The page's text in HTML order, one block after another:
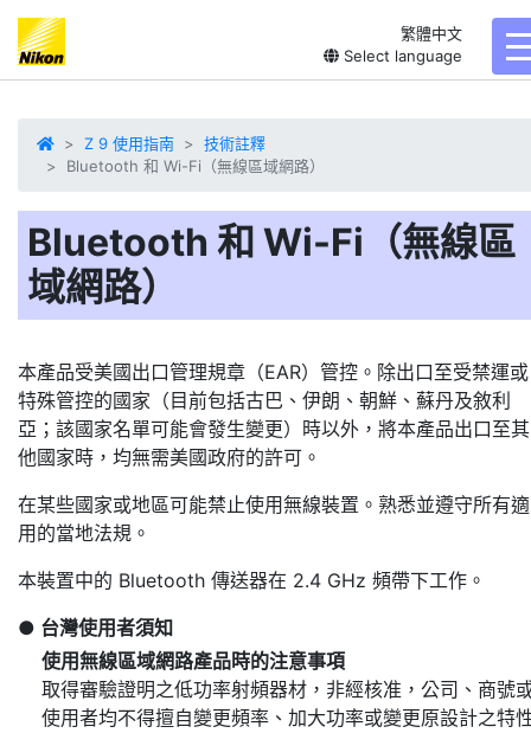
繁體中文
Select language
Z 9 使用指南
技術註釋
Bluetooth 和 Wi-Fi（無線區域網路）
Bluetooth 和 Wi-Fi（無線區
域網路）
本產品受美國出口管理規章（EAR）管控。除出口至受禁運或
特殊管控的國家（目前包括古巴、伊朗、朝鮮、蘇丹及敘利
亞；該國家名單可能會發生變更）時以外，將本產品出口至其
他國家時，均無需美國政府的許可。
在某些國家或地區可能禁止使用無線裝置。熟悉並遵守所有適
用的當地法規。
本裝置中的 Bluetooth 傳送器在 2.4 GHz 頻帶下工作。
台灣使用者須知
使用無線區域網路產品時的注意事項
取得審驗證明之低功率射頻器材，非經核准，公司、商號
使用者均不得擅自變更頻率、加大功率或變更原設計之特